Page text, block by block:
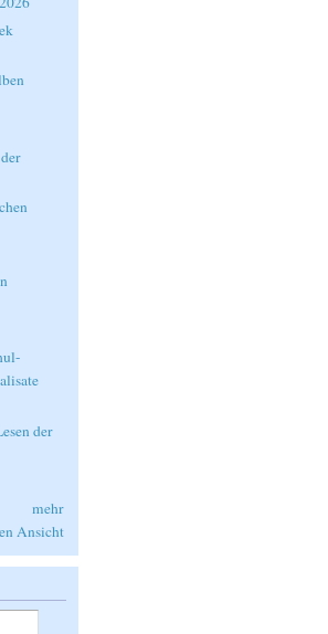
der
mehr
Ansicht